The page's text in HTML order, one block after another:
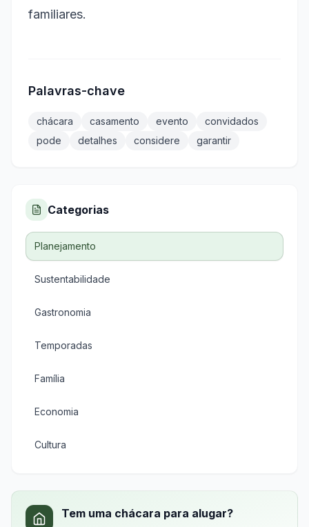
familiares.
Palavras-chave
chácara casamento evento
convidados
pode
detalhes considere garantir
Categorias
Planejamento
Sustentabilidade
Gastronomia
Temporadas
Família
Economia
Cultura
Tem uma chácara para alugar?